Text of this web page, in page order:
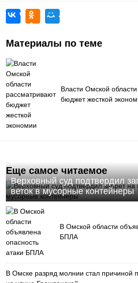
Материалы по теме
Власти Омской
бюджет жесткой
Еще самое читаемое
Верховный суд подтвердил
веток в мусорные контейнеры
В Омской области
БПЛА
В Омске разряд молнии стал причиной